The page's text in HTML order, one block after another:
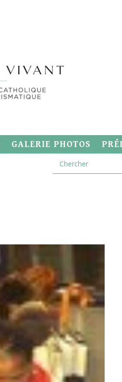
GALERIE PHOTOS